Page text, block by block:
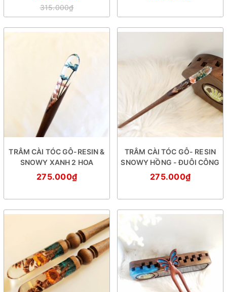
315.000₫
TRÂM CÀI TÓC GỖ-RESIN &
SNOWY XANH 2 HOA
275.000₫
TRÂM CÀI TÓC GỖ- RESIN
SNOWY HỒNG - ĐUÔI CÔNG
275.000₫